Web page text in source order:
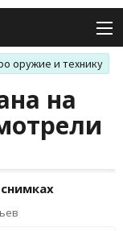
оружие и технику
на